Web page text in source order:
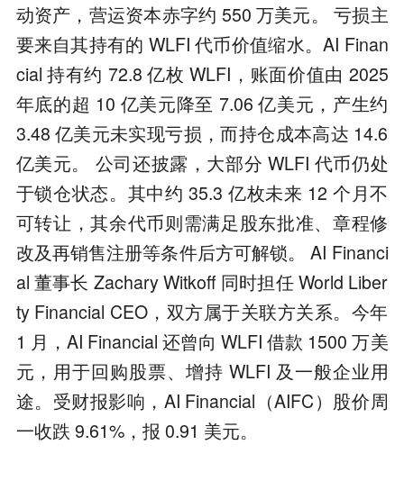
动资产，营运资本赤字约 550 万美元。 亏损主
要来自其持有的 WLFI 代币价值缩水。AI Finan
cial 持有约 72.8 亿枚 WLFI，账面价值由 2025
年底的超 10 亿美元降至 7.06 亿美元，产生约
3.48 亿美元未实现亏损，而持仓成本高达 14.6
亿美元。 公司还披露，大部分 WLFI 代币仍处
于锁仓状态。其中约 35.3 亿枚未来 12 个月不
可转让，其余代币则需满足股东批准、章程修
改及再销售注册等条件后方可解锁。 AI Financi
al 董事长 Zachary Witkoff 同时担任 World Liber
ty Financial CEO，双方属于关联方关系。今年
1 月，AI Financial 还曾向 WLFI 借款 1500 万美
元，用于回购股票、增持 WLFI 及一般企业用
途。受财报影响，AI Financial（AIFC）股价周
一收跌 9.61%，报 0.91 美元。